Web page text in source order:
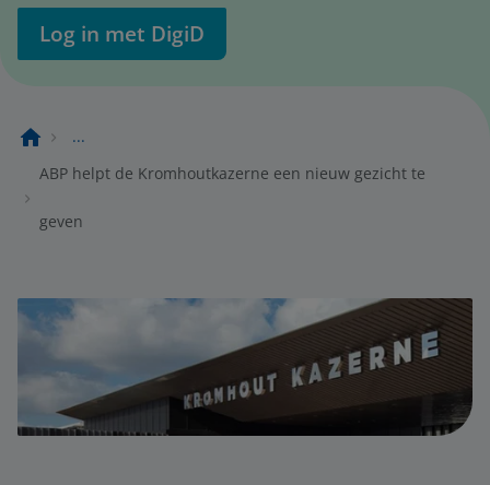
Log in met DigiD
...
ABP helpt de Kromhoutkazerne een nieuw gezicht te
geven